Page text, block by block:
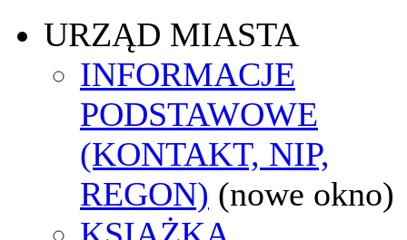
URZĄD MIASTA
INFORMACJE
PODSTAWOWE
(KONTAKT, NIP,
REGON) (nowe okno)